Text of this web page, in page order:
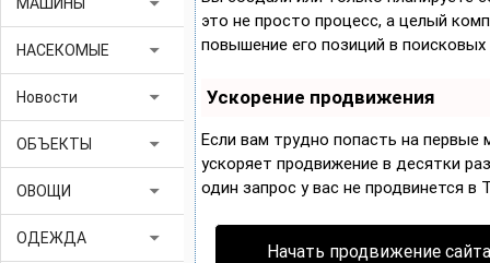
НАСЕКОМЫЕ arrow_drop_down
Новости arrow_drop_down
ОБЪЕКТЫ arrow_drop_down
ОВОЩИ arrow_drop_down
ОДЕЖДА arrow_drop_down
это не просто процесс, а целый
повышение его позиций в поисковых
Ускорение продвижения
Если вам трудно попасть на первые
ускоряет продвижение в десятки
один запрос у вас не продвинется в
Начать продвижение сайта